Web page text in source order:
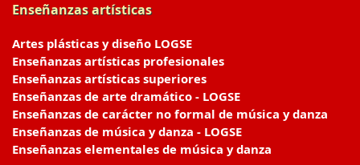
Enseñanzas artísticas
Artes plásticas y diseño LOGSE
Enseñanzas artísticas profesionales
Enseñanzas artísticas superiores
Enseñanzas de arte dramático - LOGSE
Enseñanzas de carácter no formal de música y danza
Enseñanzas de música y danza - LOGSE
Enseñanzas elementales de música y danza